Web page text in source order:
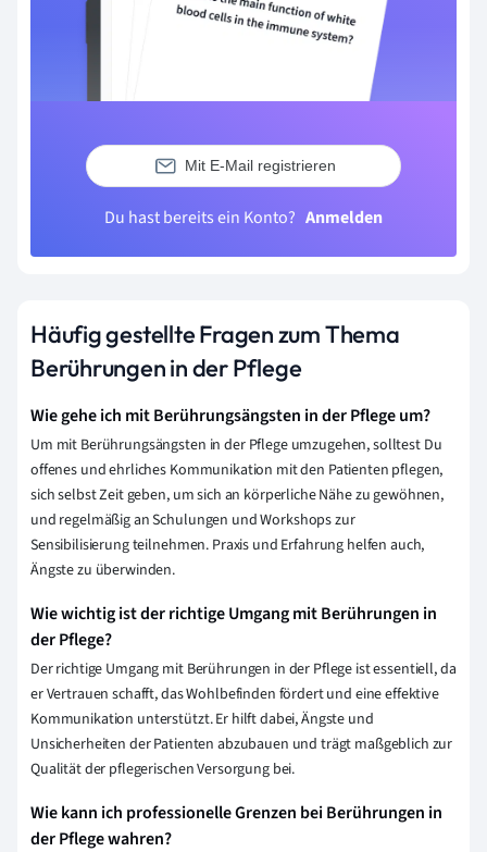
Mit E-Mail registrieren
Du hast bereits ein Konto? Anmelden
Häufig gestellte Fragen zum Thema
Berührungen in der Pflege
Wie gehe ich mit Berührungsängsten in der Pflege um?
Um mit Berührungsängsten in der Pflege umzugehen, solltest Du
offenes und ehrliches Kommunikation mit den Patienten pflegen,
sich selbst Zeit geben, um sich an körperliche Nähe zu gewöhnen,
und regelmäßig an Schulungen und Workshops zur
Sensibilisierung teilnehmen. Praxis und Erfahrung helfen auch,
Ängste zu überwinden.
Wie wichtig ist der richtige Umgang mit Berührungen in
der Pflege?
Der richtige Umgang mit Berührungen in der Pflege ist essentiell, da
er Vertrauen schafft, das Wohlbefinden fördert und eine effektive
Kommunikation unterstützt. Er hilft dabei, Ängste und
Unsicherheiten der Patienten abzubauen und trägt maßgeblich zur
Qualität der pflegerischen Versorgung bei.
Wie kann ich professionelle Grenzen bei Berührungen in
der Pflege wahren?